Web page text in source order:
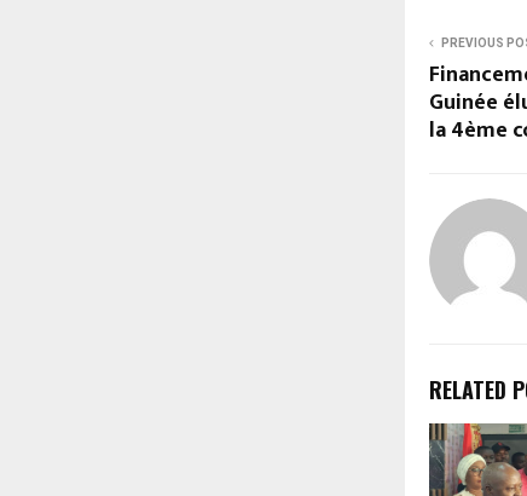
PREVIOUS
Guinée
la 4ème
RELATED